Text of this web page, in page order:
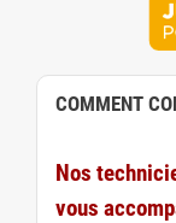
COMMENT
Nos
vous